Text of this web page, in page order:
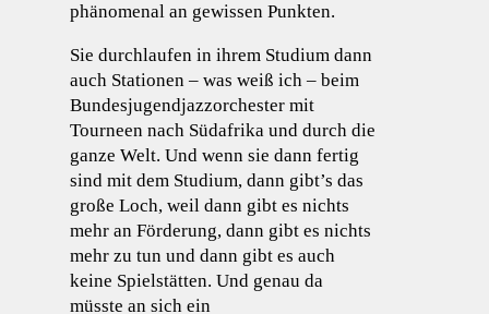
phänomenal an gewissen Punkten.
Sie durchlaufen in ihrem Studium dann
auch Stationen – was weiß ich – beim
Bundesjugendjazzorchester mit
Tourneen nach Südafrika und durch die
ganze Welt. Und wenn sie dann fertig
sind mit dem Studium, dann gibt’s das
große Loch, weil dann gibt es nichts
mehr an Förderung, dann gibt es nichts
mehr zu tun und dann gibt es auch
keine Spielstätten. Und genau da
müsste an sich ein